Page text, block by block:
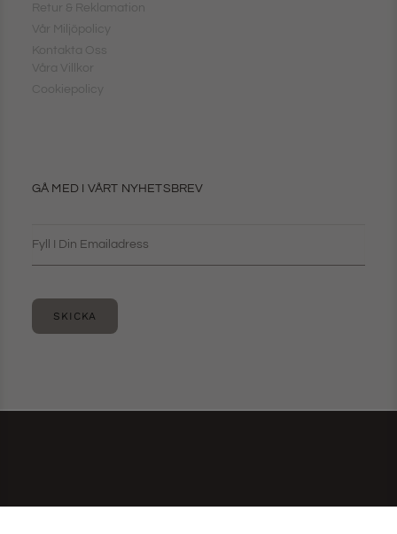
Retur & Reklamation
Vår Miljöpolicy
Kontakta Oss
Våra Villkor
Cookiepolicy
GÅ MED I VÅRT NYHETSBREV
SKICKA